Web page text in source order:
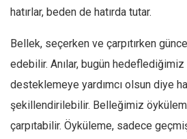
Tarih
hatırlar, beden de hatırda tutar.
Bellek, seçerken ve çarpıtırken
edebilir. Anılar, bugün hedeflediğimiz
desteklemeye yardımcı olsun diye
şekillendirilebilir. Belleğimiz
çarpıtabilir. Öyküleme, sadece